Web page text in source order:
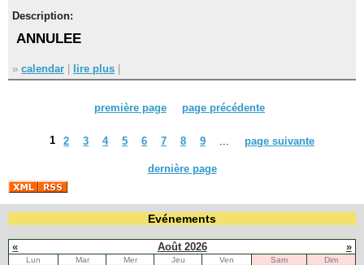
Description:
ANNULEE
» calendar lire plus
première page page précédente
1 2 3 4 5 6 7 8 9 ... page suivante
dernière page
Evénements
« Août 2026 »
Lun Mar Mer Jeu Ven Sam
Dim